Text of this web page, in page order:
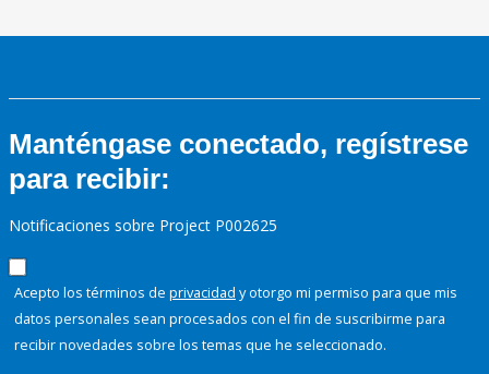
Manténgase conectado, regístrese
para recibir:
Notificaciones sobre Project P002625
Acepto los términos de privacidad y otorgo mi permiso para que mis
datos personales sean procesados con el fin de suscribirme para
recibir novedades sobre los temas que he seleccionado.